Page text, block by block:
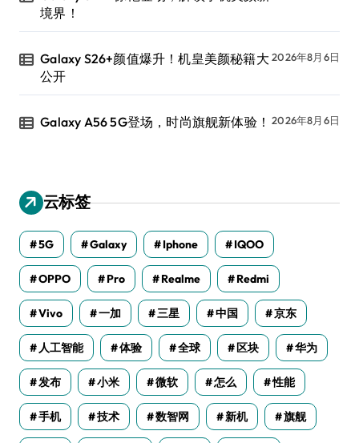
境界！
Galaxy S26+颜值爆升！机皇美颜秘籍大
公开
2026年8月6日
Galaxy A56 5G登场，时尚旗舰新体验！ 2026年8月6日
云标签
5G Galaxy Iphone IQOO
OPPO Pro Realme Redmi
Vivo 一加 三星 中国 京东
人工智能 体验 全球 区块 华为
发布 小米 微软 怎么 性能
手机 技术 数智网 新机 旗舰